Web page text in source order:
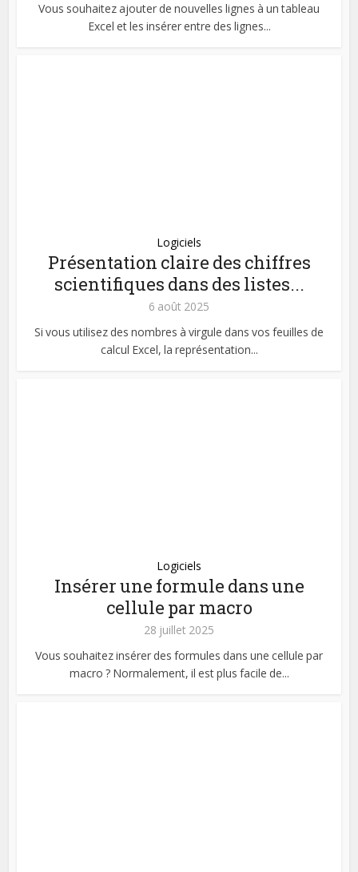
Vous souhaitez ajouter de nouvelles lignes à un tableau
Excel et les insérer entre des lignes...
Logiciels
Présentation claire des chiffres
scientifiques dans des listes...
6 août 2025
Si vous utilisez des nombres à virgule dans vos feuilles de
calcul Excel, la représentation...
Logiciels
Insérer une formule dans une
cellule par macro
28 juillet 2025
Vous souhaitez insérer des formules dans une cellule par
macro ? Normalement, il est plus facile de...